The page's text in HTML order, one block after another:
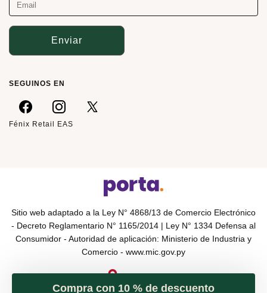
Enviar
SEGUINOS EN
Fénix Retail EAS
Sitio web adaptado a la Ley N° 4868/13 de Comercio Electrónico
- Decreto Reglamentario N° 1165/2014 | Ley N° 1334 Defensa al
Consumidor - Autoridad de aplicación: Ministerio de Industria y
Comercio - www.mic.gov.py
Compra con 10 % de descuento